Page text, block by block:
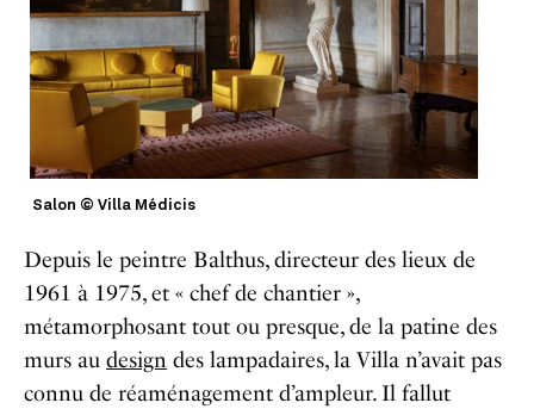
Salon © Villa Médicis
Depuis le peintre Balthus, directeur des lieux de
1961 à 1975, et « chef de chantier »,
métamorphosant tout ou presque, de la patine des
murs au design des lampadaires, la Villa n’avait pas
connu de réaménagement d’ampleur. Il fallut